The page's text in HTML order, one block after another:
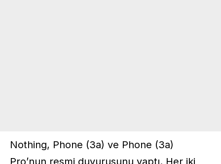
Nothing, Phone (3a) ve Phone (3a)
Pro’nun resmi duyurusunu yaptı. Her iki